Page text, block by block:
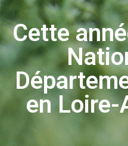
Cette
en Loire-